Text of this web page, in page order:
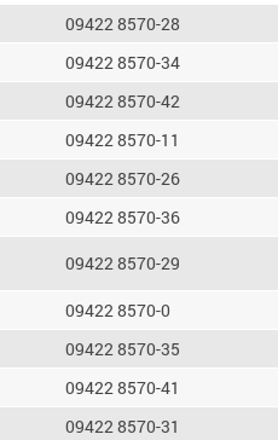
09422 8570-28
09422 8570-34
09422 8570-42
09422 8570-11
09422 8570-26
09422 8570-36
09422 8570-29
09422 8570-0
09422 8570-35
09422 8570-41
09422 8570-31